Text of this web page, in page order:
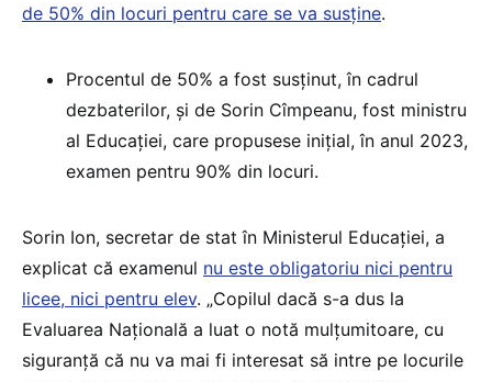
de 50% din locuri pentru care se va susține.
Procentul de 50% a fost susținut, în cadrul
dezbaterilor, și de Sorin Cîmpeanu, fost ministru
al Educației, care propusese inițial, în anul 2023,
examen pentru 90% din locuri.
Sorin Ion, secretar de stat în Ministerul Educației, a
explicat că examenul nu este obligatoriu nici pentru
licee, nici pentru elev. „Copilul dacă s-a dus la
Evaluarea Națională a luat o notă mulțumitoare, cu
siguranță că nu va mai fi interesat să intre pe locurile